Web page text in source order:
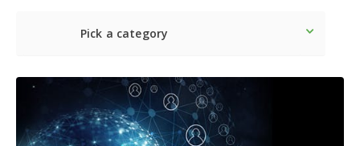
Pick a category
O mais recente Social